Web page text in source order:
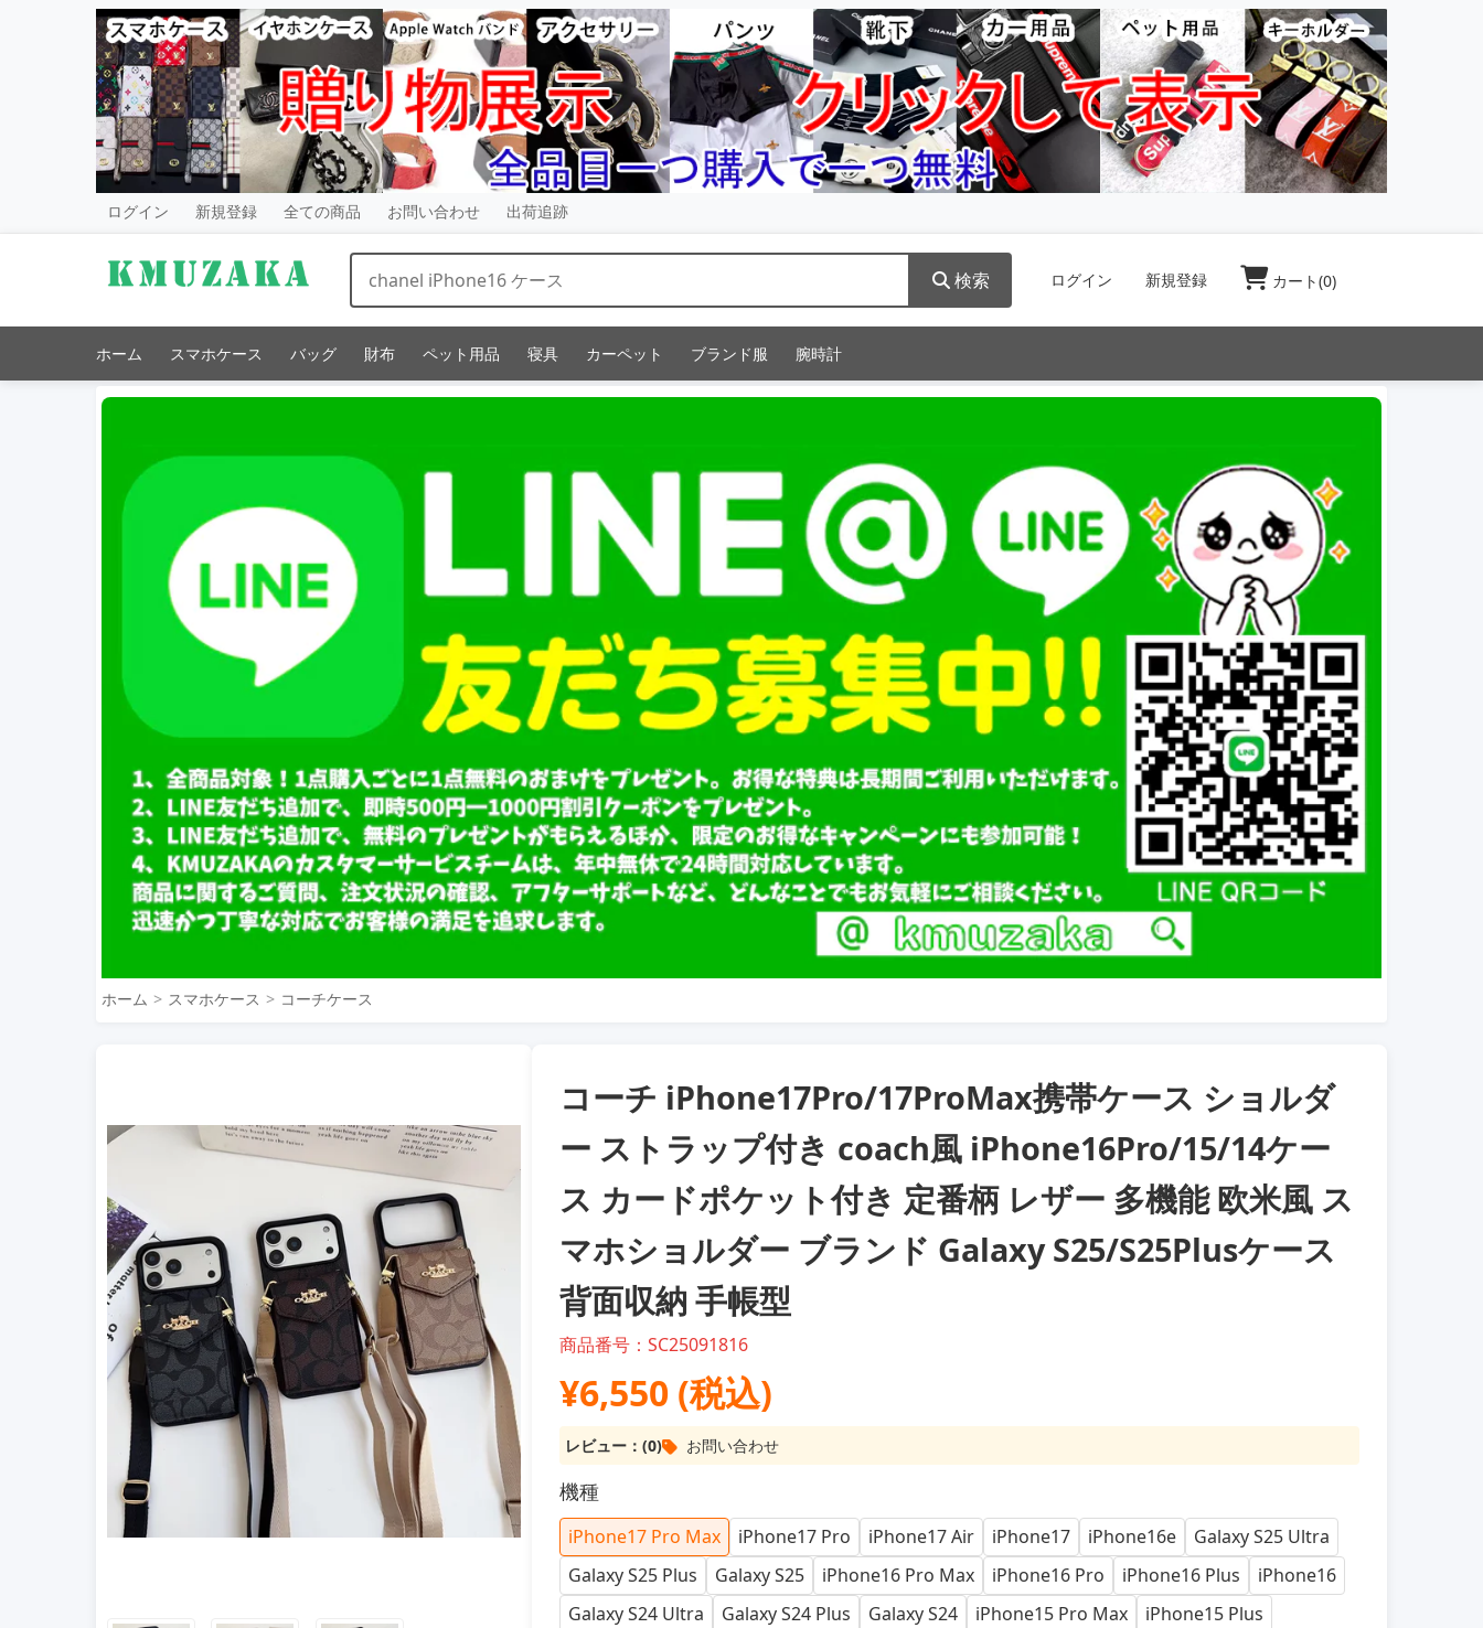
ログイン 新規登録 全ての商品 お問い合わせ 出荷追跡
検索 ログイン 新規登録 カート(0)
ホーム スマホケース バッグ 財布 ペット用品 寝具 カーペット ブランド服 腕時計
ホーム スマホケース コーチケース
コーチ iPhone17Pro/17ProMax携帯ケース ショルダ
ー ストラップ付き coach風 iPhone16Pro/15/14ケー
ス カードポケット付き 定番柄 レザー 多機能 欧米風 ス
マホショルダー ブランド Galaxy S25/S25Plusケース
背面収納 手帳型
商品番号：SC25091816
¥6,550 (税込)
レビュー：(0) お問い合わせ
機種
iPhone17 Pro Max iPhone17 Pro iPhone17 Air iPhone17 iPhone16e
Galaxy S25 Ultra
Galaxy S25 Plus
Galaxy S25 iPhone16 Pro Max iPhone16 Pro iPhone16 Plus
iPhone16
Galaxy S24 Ultra
Galaxy S24 Plus Galaxy S24 iPhone15 Pro Max
iPhone15 Plus